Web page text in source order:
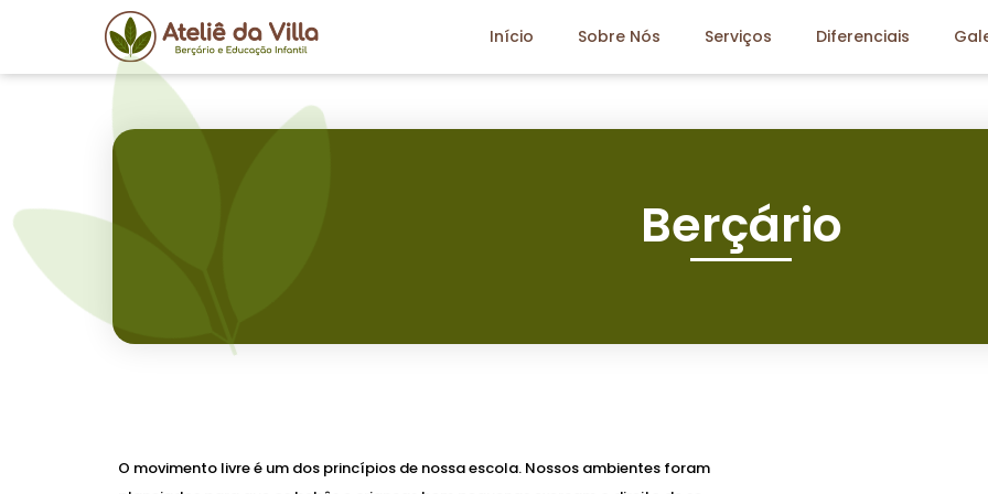
content
Início Sobre Nós Serviços Diferenciais
Berçário
O movimento livre é um dos princípios de nossa escola. Nossos ambientes foram